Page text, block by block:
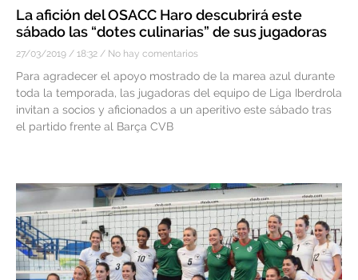
La afición del OSACC Haro descubrirá este
sábado las “dotes culinarias” de sus jugadoras
27/03/2019 18:32 No hay comentarios
Para agradecer el apoyo mostrado de la marea azul durante
toda la temporada, las jugadoras del equipo de Liga Iberdrola
invitan a socios y aficionados a un aperitivo este sábado tras
el partido frente al Barça CVB